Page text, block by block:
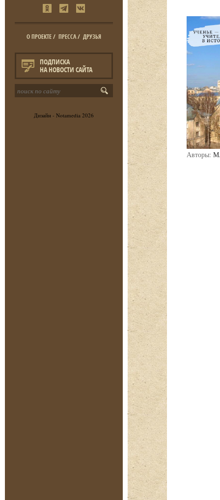
О ПРОЕКТЕ/ ПРЕССА/ ДРУЗЬЯ
ПОДПИСКА
НА НОВОСТИ САЙТА
Дизайн - Notamedia 2026
Авторы: